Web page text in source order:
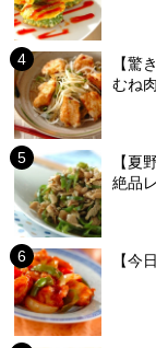
【驚
むね
【夏
絶品
【今